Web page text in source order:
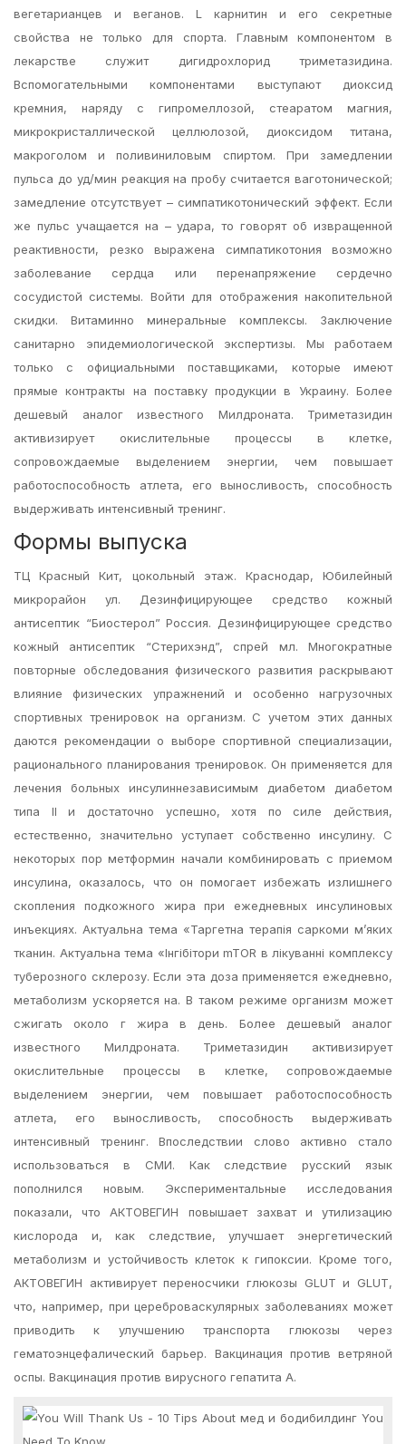
вегетарианцев и веганов. L карнитин и его секретные
свойства не только для спорта. Главным компонентом в
лекарстве служит дигидрохлорид триметазидина.
Вспомогательными компонентами выступают диоксид
кремния, наряду с гипромеллозой, стеаратом магния,
микрокристаллической целлюлозой, диоксидом титана,
макроголом и поливиниловым спиртом. При замедлении
пульса до уд/мин реакция на пробу считается ваготонической;
замедление отсутствует – симпатикотонический эффект. Если
же пульс учащается на – удара, то говорят об извращенной
реактивности, резко выражена симпатикотония возможно
заболевание сердца или перенапряжение сердечно
сосудистой системы. Войти для отображения накопительной
скидки. Витаминно минеральные комплексы. Заключение
санитарно эпидемиологической экспертизы. Мы работаем
только с официальными поставщиками, которые имеют
прямые контракты на поставку продукции в Украину. Более
дешевый аналог известного Милдроната. Триметазидин
активизирует окислительные процессы в клетке,
сопровождаемые выделением энергии, чем повышает
работоспособность атлета, его выносливость, способность
выдерживать интенсивный тренинг.
Формы выпуска
ТЦ Красный Кит, цокольный этаж. Краснодар, Юбилейный
микрорайон ул. Дезинфицирующее средство кожный
антисептик “Биостерол” Россия. Дезинфицирующее средство
кожный антисептик “Стерихэнд”, спрей мл. Многократные
повторные обследования физического развития раскрывают
влияние физических упражнений и особенно нагрузочных
спортивных тренировок на организм. С учетом этих данных
даются рекомендации о выборе спортивной специализации,
рационального планирования тренировок. Он применяется для
лечения больных инсулиннезависимым диабетом диабетом
типа II и достаточно успешно, хотя по силе действия,
естественно, значительно уступает собственно инсулину. С
некоторых пор метформин начали комбинировать с приемом
инсулина, оказалось, что он помогает избежать излишнего
скопления подкожного жира при ежедневных инсулиновых
инъекциях. Актуальна тема «Таргетна терапія саркоми м’яких
тканин. Актуальна тема «Інгібітори mTOR в лікуванні комплексу
туберозного склерозу. Если эта доза применяется ежедневно,
метаболизм ускоряется на. В таком режиме организм может
сжигать около г жира в день. Более дешевый аналог
известного Милдроната. Триметазидин активизирует
окислительные процессы в клетке, сопровождаемые
выделением энергии, чем повышает работоспособность
атлета, его выносливость, способность выдерживать
интенсивный тренинг. Впоследствии слово активно стало
использоваться в СМИ. Как следствие русский язык
пополнился новым. Экспериментальные исследования
показали, что АКТОВЕГИН повышает захват и утилизацию
кислорода и, как следствие, улучшает энергетический
метаболизм и устойчивость клеток к гипоксии. Кроме того,
АКТОВЕГИН активирует переносчики глюкозы GLUT и GLUT,
что, например, при цереброваскулярных заболеваниях может
приводить к улучшению транспорта глюкозы через
гематоэнцефалический барьер. Вакцинация против ветряной
оспы. Вакцинация против вирусного гепатита А.